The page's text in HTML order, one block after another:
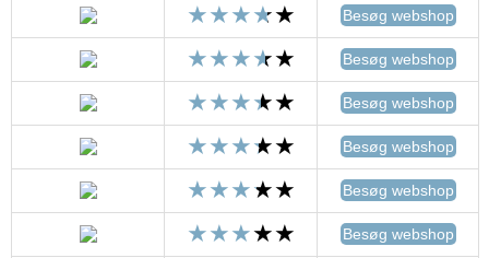
Besøg webshop
Besøg webshop
Besøg webshop
Besøg webshop
Besøg webshop
Besøg webshop